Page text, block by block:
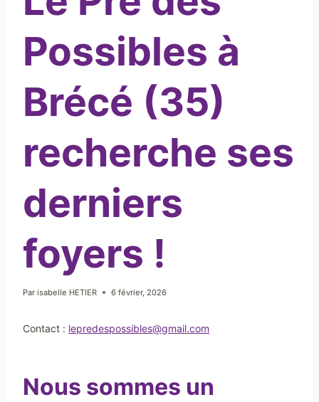
Possibles à
Brécé (35)
recherche ses
derniers
foyers !
Par isabelle HETIER 6 février, 2026
Contact : lepredespossibles@gmail.com
Nous sommes un